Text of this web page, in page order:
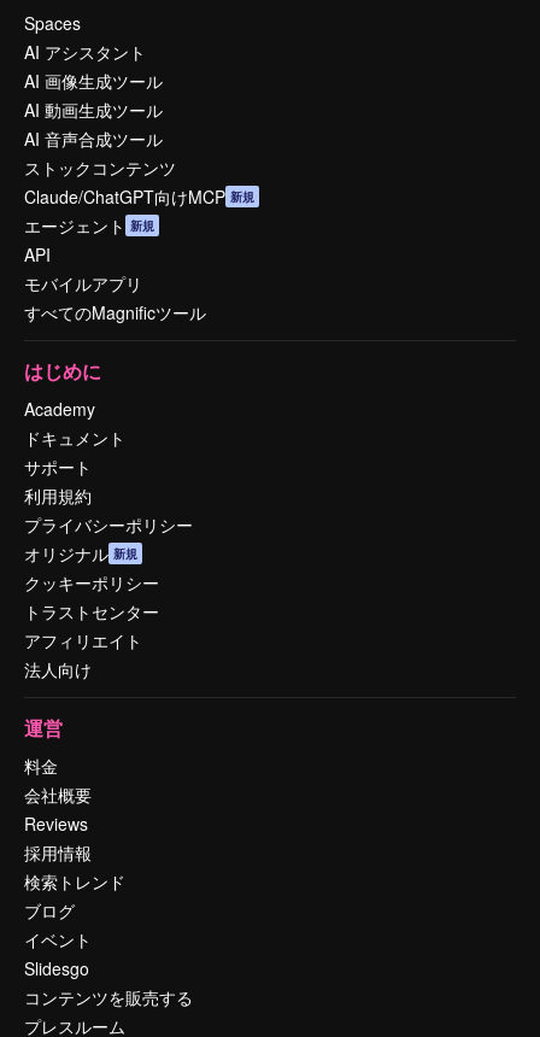
Spaces
AI アシスタント
AI 画像生成ツール
AI 動画生成ツール
AI 音声合成ツール
ストックコンテンツ
Claude/ChatGPT向けMCP 新規
エージェント 新規
API
モバイルアプリ
すべてのMagnificツール
はじめに
Academy
ドキュメント
サポート
利用規約
プライバシーポリシー
オリジナル 新規
クッキーポリシー
トラストセンター
アフィリエイト
法人向け
運営
料金
会社概要
Reviews
採用情報
検索トレンド
ブログ
イベント
Slidesgo
コンテンツを販売する
プレスルーム